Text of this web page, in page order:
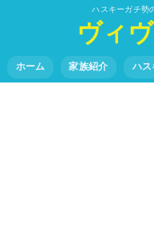
ハスキーガチ勢
ヴィ
ホーム 家族紹介 ハス